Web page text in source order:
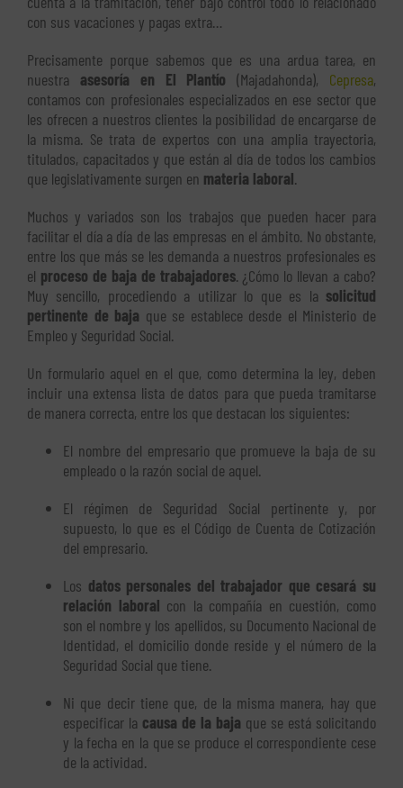
con sus vacaciones y pagas extra…
Precisamente porque sabemos que es una ardua tarea, en
nuestra asesoría en El Plantío (Majadahonda), Cepresa,
contamos con profesionales especializados en ese sector que
les ofrecen a nuestros clientes la posibilidad de encargarse de
la misma. Se trata de expertos con una amplia trayectoria,
titulados, capacitados y que están al día de todos los cambios
que legislativamente surgen en materia laboral.
Muchos y variados son los trabajos que pueden hacer para
facilitar el día a día de las empresas en el ámbito. No obstante,
entre los que más se les demanda a nuestros profesionales es
el proceso de baja de trabajadores. ¿Cómo lo llevan a cabo?
Muy sencillo, procediendo a utilizar lo que es la solicitud
pertinente de baja que se establece desde el Ministerio de
Empleo y Seguridad Social.
Un formulario aquel en el que, como determina la ley, deben
incluir una extensa lista de datos para que pueda tramitarse
de manera correcta, entre los que destacan los siguientes:
El nombre del empresario que promueve la baja de su
empleado o la razón social de aquel.
El régimen de Seguridad Social pertinente y, por
supuesto, lo que es el Código de Cuenta de Cotización
del empresario.
Los datos personales del trabajador que cesará su
relación laboral con la compañía en cuestión, como
son el nombre y los apellidos, su Documento Nacional de
Identidad, el domicilio donde reside y el número de la
Seguridad Social que tiene.
Ni que decir tiene que, de la misma manera, hay que
especificar la causa de la baja que se está solicitando
y la fecha en la que se produce el correspondiente cese
de la actividad.